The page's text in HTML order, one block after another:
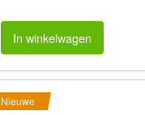
In winkelwagen
Nieuwe